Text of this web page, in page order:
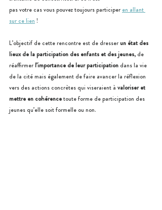
pas votre cas vous pouvez toujours participer en allant
sur ce lien !
L’objectif de cette rencontre est de dresser un état des
lieux de la participation des enfants et des jeunes, de
réaffirmer l’importance de leur participation dans la vie
de la cité mais également de faire avancer la réflexion
vers des actions concrètes qui viseraient à valoriser et
mettre en cohérence toute forme de participation des
jeunes qu’elle soit formelle ou non.